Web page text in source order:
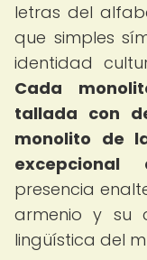
letras del
que simples
identidad
Cada
tallada con
monolito de
presencia
armenio y su
lingüística del